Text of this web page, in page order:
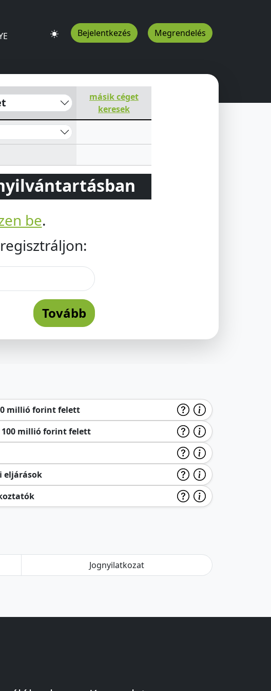
Bejelentkezés Megrendelés
HU
másik céget
keresek
be.
Tovább
millió forint felett
millió forint felett
eljárások
Jognyilatkozat